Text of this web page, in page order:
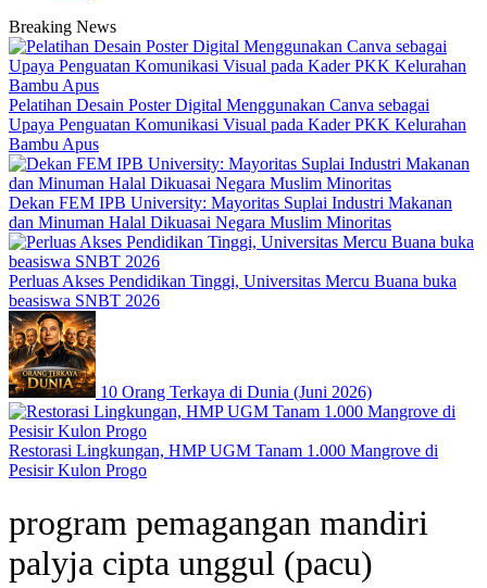
Breaking News
Pelatihan Desain Poster Digital Menggunakan Canva sebagai
Upaya Penguatan Komunikasi Visual pada Kader PKK Kelurahan
Bambu Apus
Dekan FEM IPB University: Mayoritas Suplai Industri Makanan
dan Minuman Halal Dikuasai Negara Muslim Minoritas
Perluas Akses Pendidikan Tinggi, Universitas Mercu Buana buka
beasiswa SNBT 2026
10 Orang Terkaya di Dunia (Juni 2026)
Restorasi Lingkungan, HMP UGM Tanam 1.000 Mangrove di
Pesisir Kulon Progo
program pemagangan mandiri
palyja cipta unggul (pacu)